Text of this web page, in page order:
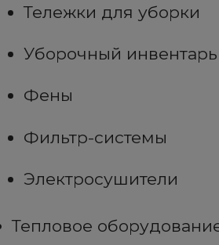
Тележки для уборки
Уборочный инвентарь
Фены
Фильтр-системы
Электросушители
Тепловое